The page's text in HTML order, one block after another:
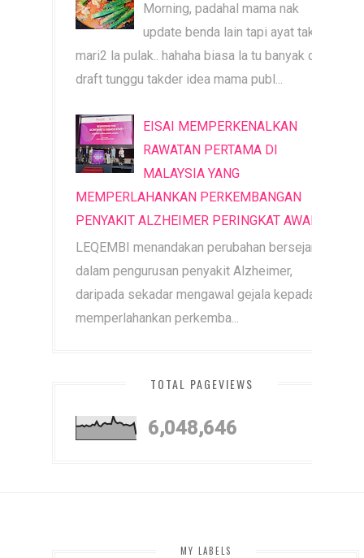
Morning, padahal mama nak
update benda lain tapi ayat tak
mari2 la pulak.. hahaha biasa la tu banyak dah
draft tunggu takder idea mama publ...
EISAI MEMPERKENALKAN
RAWATAN PERTAMA DI
MALAYSIA YANG
MEMPERLAHANKAN PERKEMBANGAN
PENYAKIT ALZHEIMER PERINGKAT AWAL
LEQEMBI menandakan perubahan bersejarah
dalam pengurusan penyakit Alzheimer,
daripada sekadar mengawal gejala kepada
memperlahankan perkemba...
TOTAL PAGEVIEWS
6,048,646
MY LABELS